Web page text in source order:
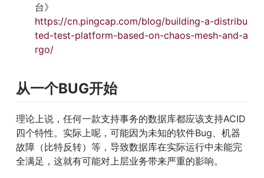
台》
https://cn.pingcap.com/blog/building-a-distribu
ted-test-platform-based-on-chaos-mesh-and-a
rgo/
从一个BUG开始
理论上说，任何一款支持事务的数据库都应该支持ACID
四个特性。实际上呢，可能因为未知的软件Bug、机器
故障（比特反转）等，导致数据库在实际运行中未能完
全满足，这就有可能对上层业务带来严重的影响。